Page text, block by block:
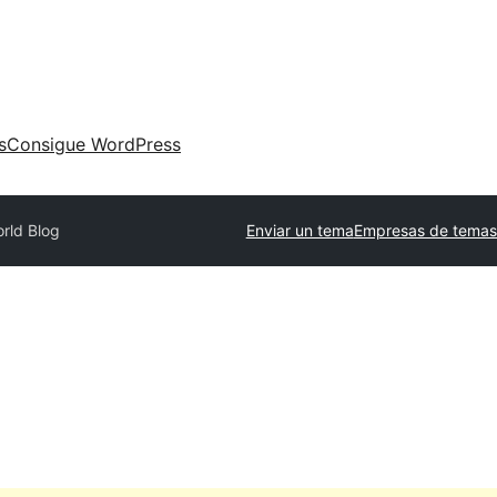
Consigue WordPress
Blog Enviar un temaEmpresas de